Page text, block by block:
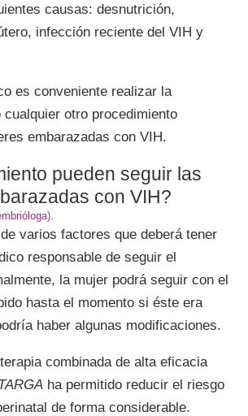
causas: desnutrición,
infección reciente del VIH y
es conveniente realizar la
otro procedimiento
embarazadas con VIH.
pueden seguir las
con VIH?
varios factores que deberá tener
responsable de seguir el
la mujer podrá seguir con el
hasta el momento si éste era
haber algunas modificaciones.
combinada de alta eficacia
ha permitido reducir el riesgo
de forma considerable.